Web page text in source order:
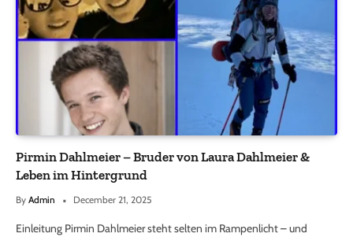
Pirmin Dahlmeier – Bruder von Laura Dahlmeier &
Leben im Hintergrund
By Admin December 21, 2025
Einleitung Pirmin Dahlmeier steht selten im Rampenlicht – und